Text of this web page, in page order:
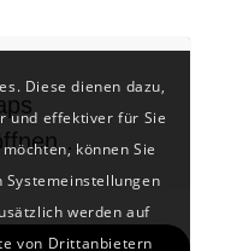
Diese dienen dazu,
und effektiver für Sie
können Sie
Systemeinstellungen
werden auf
von Drittanbietern